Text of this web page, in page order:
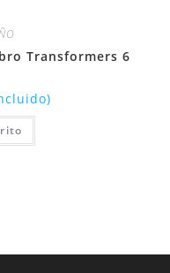
Transformers 6